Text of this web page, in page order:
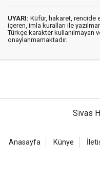
UYARI: Küfür, hakaret, rencide
içeren, imla kuralları ile
Türkçe karakter kullanılmayan
onaylanmamaktadır.
Sivas
Anasayfa Künye